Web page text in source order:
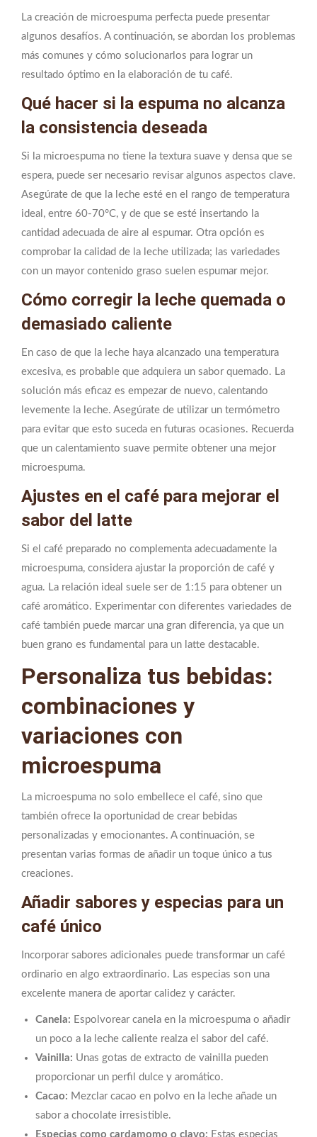
La creación de microespuma perfecta puede presentar
algunos desafíos. A continuación, se abordan los problemas
más comunes y cómo solucionarlos para lograr un
resultado óptimo en la elaboración de tu café.
Qué hacer si la espuma no alcanza
la consistencia deseada
Si la microespuma no tiene la textura suave y densa que se
espera, puede ser necesario revisar algunos aspectos clave.
Asegúrate de que la leche esté en el rango de temperatura
ideal, entre 60-70°C, y de que se esté insertando la
cantidad adecuada de aire al espumar. Otra opción es
comprobar la calidad de la leche utilizada; las variedades
con un mayor contenido graso suelen espumar mejor.
Cómo corregir la leche quemada o
demasiado caliente
En caso de que la leche haya alcanzado una temperatura
excesiva, es probable que adquiera un sabor quemado. La
solución más eficaz es empezar de nuevo, calentando
levemente la leche. Asegúrate de utilizar un termómetro
para evitar que esto suceda en futuras ocasiones. Recuerda
que un calentamiento suave permite obtener una mejor
microespuma.
Ajustes en el café para mejorar el
sabor del latte
Si el café preparado no complementa adecuadamente la
microespuma, considera ajustar la proporción de café y
agua. La relación ideal suele ser de 1:15 para obtener un
café aromático. Experimentar con diferentes variedades de
café también puede marcar una gran diferencia, ya que un
buen grano es fundamental para un latte destacable.
Personaliza tus bebidas:
combinaciones y
variaciones con
microespuma
La microespuma no solo embellece el café, sino que
también ofrece la oportunidad de crear bebidas
personalizadas y emocionantes. A continuación, se
presentan varias formas de añadir un toque único a tus
creaciones.
Añadir sabores y especias para un
café único
Incorporar sabores adicionales puede transformar un café
ordinario en algo extraordinario. Las especias son una
excelente manera de aportar calidez y carácter.
Canela: Espolvorear canela en la microespuma o añadir
un poco a la leche caliente realza el sabor del café.
Vainilla: Unas gotas de extracto de vainilla pueden
proporcionar un perfil dulce y aromático.
Cacao: Mezclar cacao en polvo en la leche añade un
sabor a chocolate irresistible.
Especias como cardamomo o clavo: Estas especias